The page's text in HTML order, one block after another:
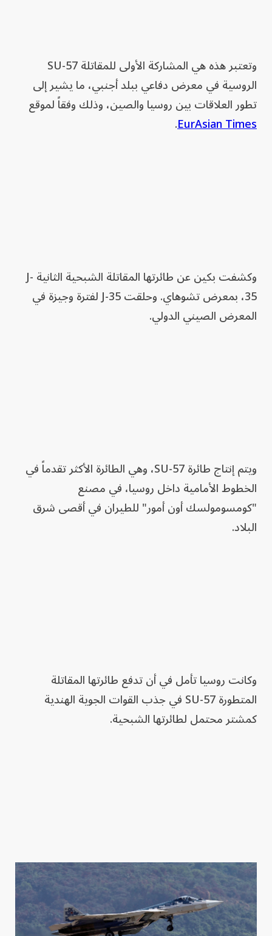
وتعتبر هذه هي المشاركة الأولى للمقاتلة SU-57
الروسية في معرض دفاعي ببلد أجنبي، ما يشير إلى
تطور العلاقات بين روسيا والصين، وذلك وفقاً لموقع
EurAsian Times
.
وكشفت بكين عن طائرتها المقاتلة الشبحية الثانية J-
35، بمعرض تشوهاي. وحلقت J-35 لفترة وجيزة في
المعرض الصيني الدولي.
ويتم إنتاج طائرة SU-57، وهي الطائرة الأكثر تقدماً في
الخطوط الأمامية داخل روسيا، في مصنع
"كومسومولسك أون أمور" للطيران في أقصى شرق
البلاد.
وكانت روسيا تأمل في أن تدفع طائرتها المقاتلة
المتطورة SU-57 في جذب القوات الجوية الهندية
كمشتر محتمل لطائرتها الشبحية.